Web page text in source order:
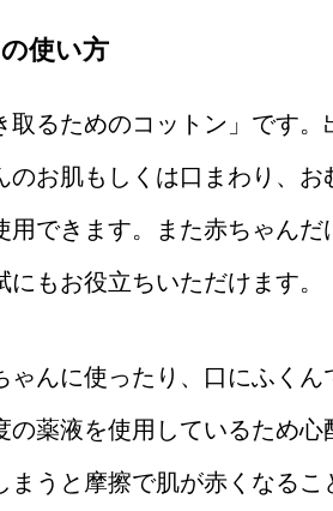
使い方
るためのコットン」です
お肌もしくは口まわり、お
できます。また赤ちゃん
もお役立ちいただけます。
ゃんに使ったり、口にふく
薬液を使用しているため
うと摩擦で肌が赤くなる